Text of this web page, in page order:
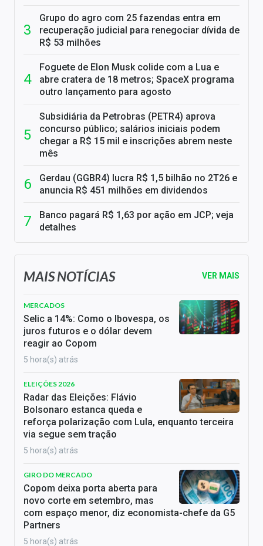
Grupo do agro com 25 fazendas entra em
recuperação judicial para renegociar dívida de
R$ 53 milhões
Foguete de Elon Musk colide com a Lua e
abre cratera de 18 metros; SpaceX programa
outro lançamento para agosto
Subsidiária da Petrobras (PETR4) aprova
concurso público; salários iniciais podem
chegar a R$ 15 mil e inscrições abrem neste
mês
Gerdau (GGBR4) lucra R$ 1,5 bilhão no 2T26 e
anuncia R$ 451 milhões em dividendos
Banco pagará R$ 1,63 por ação em JCP; veja
detalhes
MAIS NOTÍCIAS VER MAIS
MERCADOS
Selic a 14%: Como o Ibovespa, os
juros futuros e o dólar devem
reagir ao Copom
5 hora(s) atrás
ELEIÇÕES 2026
Radar das Eleições: Flávio
Bolsonaro estanca queda e
reforça polarização com Lula, enquanto terceira
via segue sem tração
5 hora(s) atrás
GIRO DO MERCADO
Copom deixa porta aberta para
novo corte em setembro, mas
com espaço menor, diz economista-chefe da G5
Partners
5 hora(s) atrás